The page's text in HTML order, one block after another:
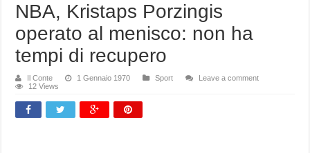
NBA, Kristaps Porzingis
operato al menisco: non ha
tempi di recupero
Il Conte 1 Gennaio 1970 Sport
Leave a comment
12 Views